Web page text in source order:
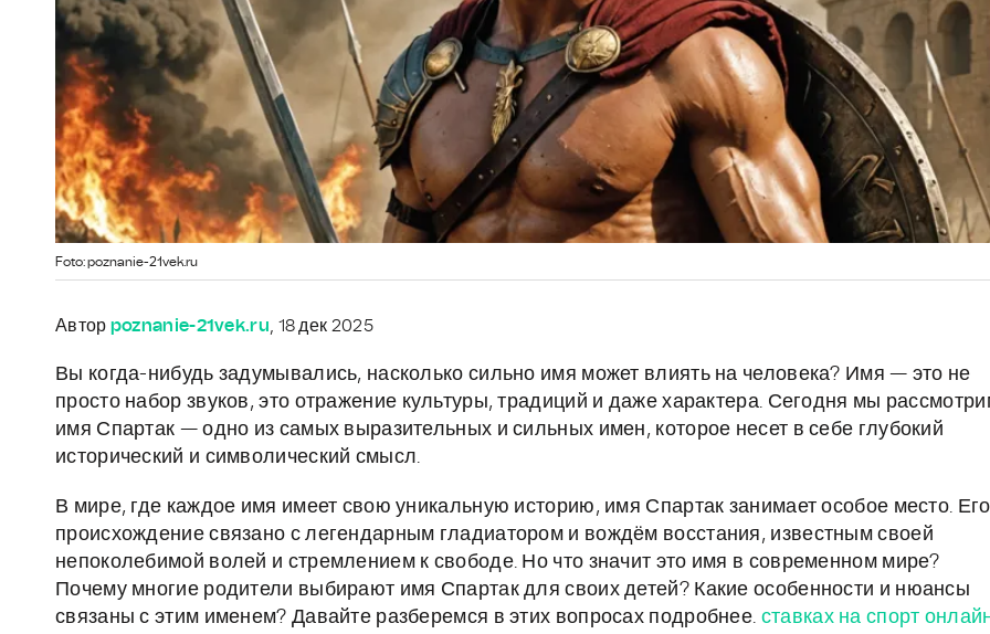
Foto: poznanie-21vek.ru
Автор poznanie-21vek.ru, 18 дек 2025
Вы когда-нибудь задумывались, насколько сильно имя может влиять на человека? Имя — это не
просто набор звуков, это отражение культуры, традиций и даже характера. Сегодня мы
имя Спартак — одно из самых выразительных и сильных имен, которое несет в себе глубокий
исторический и символический смысл.
В мире, где каждое имя имеет свою уникальную историю, имя Спартак занимает особое место. Его
происхождение связано с легендарным гладиатором и вождём восстания, известным своей
непоколебимой волей и стремлением к свободе. Но что значит это имя в современном мире?
Почему многие родители выбирают имя Спартак для своих детей? Какие особенности и нюансы
связаны с этим именем? Давайте разберемся в этих вопросах подробнее. ставках на спорт